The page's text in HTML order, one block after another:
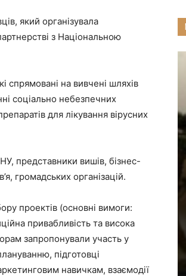
який організувала
з Національною
спрямовані на вивчені шляхів
соціально небезпечних
для лікування вірусних
представники вишів, бізнес-
громадських організацій.
проектів (основні вимоги:
привабливість та висока
запропонували участь у
підготовці
навичкам, взаємодії